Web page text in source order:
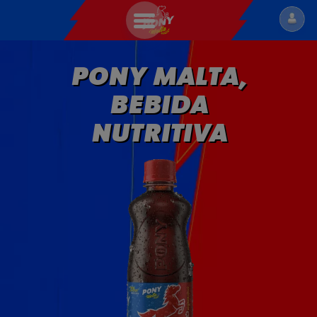
PONY MALTA,
BEBIDA
NUTRITIVA